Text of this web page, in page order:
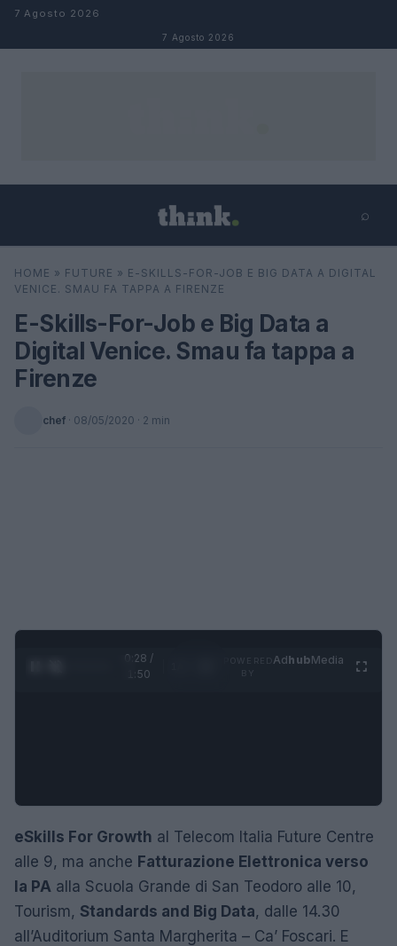
Salta al contenuto
7 Agosto 2026
7 Agosto 2026
⌕
Cerca ⌕ ×
HOME » FUTURE » E-SKILLS-FOR-JOB E BIG DATA A DIGITAL
VENICE. SMAU FA TAPPA A FIRENZE
E-Skills-For-Job e Big Data a
Digital Venice. Smau fa tappa a
Firenze
chef · 08/05/2020 · 2 min
0:28 /
1:50
AdhubMedia
eSkills For Growth al Telecom Italia Future Centre
alle 9, ma anche Fatturazione Elettronica verso
la PA alla Scuola Grande di San Teodoro alle 10,
Tourism, Standards and Big Data, dalle 14.30
all’Auditorium Santa Margherita – Ca’ Foscari. E